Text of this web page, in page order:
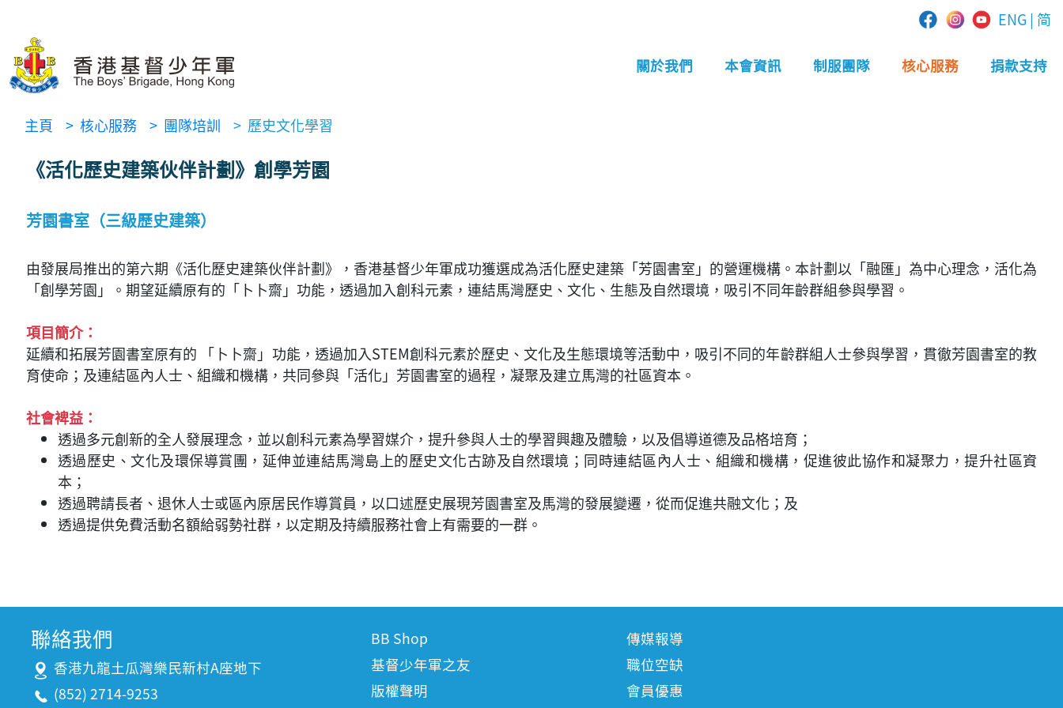
ENG | 简
關於我們 本會資訊 制服團隊 核心服務 捐款支持
主頁 > 核心服務 > 團隊培訓 > 歷史文化學習
《活化歷史建築伙伴計劃》創學芳園
芳園書室（三級歷史建築）
由發展局推出的第六期《活化歷史建築伙伴計劃》，香港基督少年軍成功獲選成為活化歷史建築「芳園書室」的營運機構。本計劃以「融匯」為中心理念，活化為
「創學芳園」。期望延續原有的「卜卜齋」功能，透過加入創科元素，連結馬灣歷史、文化、生態及自然環境，吸引不同年齡群組參與學習。
項目簡介：
延續和拓展芳園書室原有的 「卜卜齋」功能，透過加入STEM創科元素於歷史、文化及生態環境等活動中，吸引不同的年齡群組人士參與學習，貫徹芳園書室的教
育使命；及連結區內人士、組織和機構，共同參與「活化」芳園書室的過程，凝聚及建立馬灣的社區資本。
社會裨益：
透過多元創新的全人發展理念，並以創科元素為學習媒介，提升參與人士的學習興趣及體驗，以及倡導道德及品格培育；
透過歷史、文化及環保導賞團，延伸並連結馬灣島上的歷史文化古跡及自然環境；同時連結區內人士、組織和機構，促進彼此協作和凝聚力，提升社區資
本；
透過聘請長者、退休人士或區內原居民作導賞員，以口述歷史展現芳園書室及馬灣的發展變遷，從而促進共融文化；及
透過提供免費活動名額給弱勢社群，以定期及持續服務社會上有需要的一群。
聯絡我們
香港九龍土瓜灣樂民新村A座地下
(852) 2714-9253
BB Shop
基督少年軍之友
版權聲明
傳媒報導
職位空缺
會員優惠